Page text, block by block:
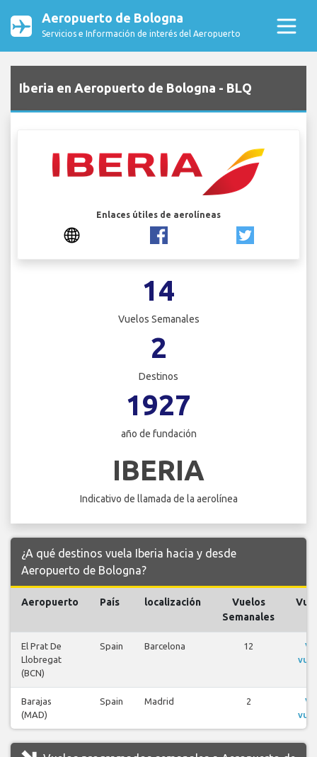
Aeropuerto de Bologna
Servicios e Información de interés del Aeropuerto
Iberia en Aeropuerto de Bologna - BLQ
Enlaces útiles de aerolíneas
14
Vuelos Semanales
2
Destinos
1927
año de fundación
IBERIA
Indicativo de llamada de la aerolínea
¿A qué destinos vuela Iberia hacia y desde
Aeropuerto de Bologna?
Aeropuerto País localización
Vuelos
Semanales
El Prat De
Llobregat
(BCN)
Spain Barcelona 12
Barajas
(MAD)
Spain Madrid 2